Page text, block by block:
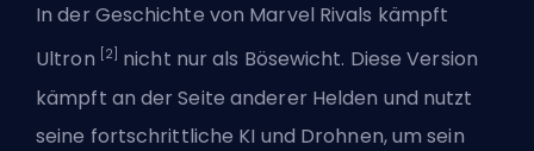
In der Geschichte von Marvel Rivals kämpft
Ultron
[2]
nicht nur als Bösewicht. Diese Version
kämpft an der Seite anderer Helden und nutzt
seine fortschrittliche KI und Drohnen, um sein